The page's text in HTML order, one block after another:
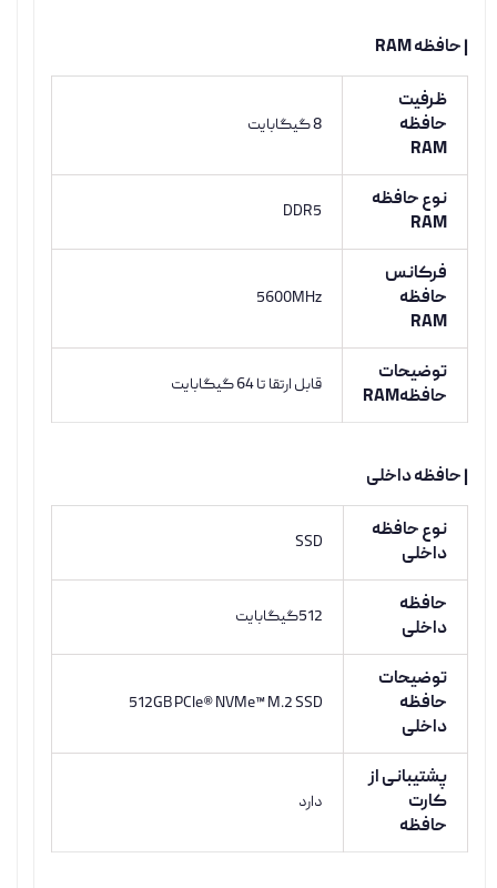
| حافظه RAM
ظرفیت
حافظه
RAM
8 گیگابایت
نوع حافظه
RAM
DDR5
فرکانس
حافظه
RAM
5600MHz
توضیحات
حافظهRAM
قابل ارتقا تا 64 گیگابایت
| حافظه داخلی
نوع حافظه
داخلی
SSD
حافظه
داخلی
512گیگابایت
توضیحات
حافظه
داخلی
512GB PCIe® NVMe™ M.2 SSD
پشتیبانی از
کارت
حافظه
دارد